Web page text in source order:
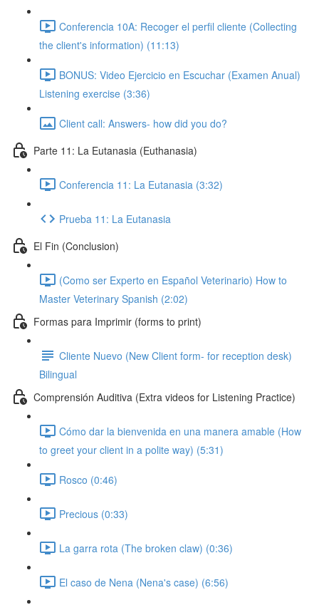
Conferencia 10A: Recoger el perfil cliente (Collecting
the client's information) (11:13)
BONUS: Video Ejercicio en Escuchar (Examen Anual)
Listening exercise (3:36)
Client call: Answers- how did you do?
Parte 11: La Eutanasia (Euthanasia)
Conferencia 11: La Eutanasia (3:32)
Prueba 11: La Eutanasia
El Fin (Conclusion)
(Como ser Experto en Español Veterinario) How to
Master Veterinary Spanish (2:02)
Formas para Imprimir (forms to print)
Cliente Nuevo (New Client form- for reception desk)
Bilingual
Comprensión Auditiva (Extra videos for Listening Practice)
Cómo dar la bienvenida en una manera amable (How
to greet your client in a polite way) (5:31)
Rosco (0:46)
Precious (0:33)
La garra rota (The broken claw) (0:36)
El caso de Nena (Nena's case) (6:56)